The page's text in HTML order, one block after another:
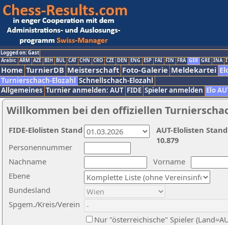
Logged on: Gast
Arabic ARM AZE BIH BUL CAT CHN CRO CZE DEN ENG ESP FAI FIN FRA GER GRE INA
Home TurnierDB Meisterschaft Foto-Galerie Meldekartei
Turnierschach-Elozahl Schnellschach-Elozahl
Allgemeines Turnier anmelden: AUT FIDE Spieler anmelden Elo
Willkommen bei den offiziellen
Nachname
Vorname
Ebene
Personennummer
Bundesland
Spgem./Kreis/Verein
Nur "österreichische" Spieler
AUT-Elolisten
10.879
FIDE-Elolisten Stand